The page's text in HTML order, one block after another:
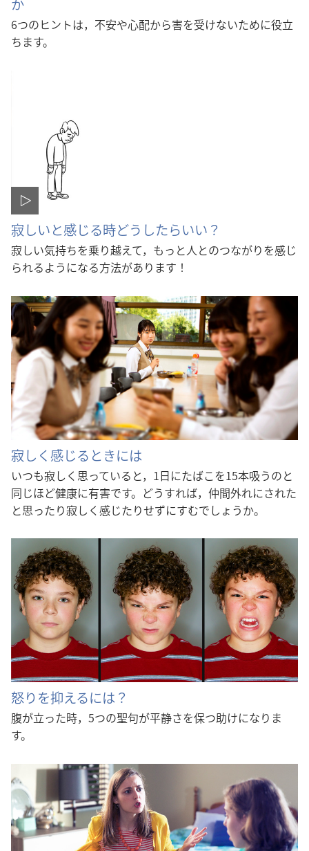
か
6つのヒントは，不安や心配から害を受けないために役立
ちます。
寂しいと感じる時どうしたらいい？
寂しい気持ちを乗り越えて，もっと人とのつながりを感じ
られるようになる方法があります！
寂しく感じるときには
いつも寂しく思っていると，1日にたばこを15本吸うのと
同じほど健康に有害です。どうすれば，仲間外れにされた
と思ったり寂しく感じたりせずにすむでしょうか。
怒りを抑えるには？
腹が立った時，5つの聖句が平静さを保つ助けになりま
す。